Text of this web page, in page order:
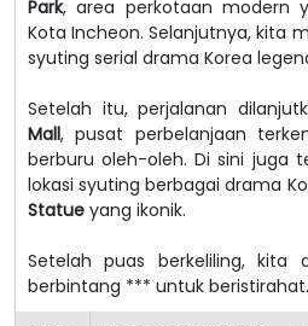
Park, area perkotaan modern
Kota Incheon. Selanjutnya, kita
syuting serial drama Korea
Setelah itu, perjalanan
Mall, pusat perbelanjaan
berburu oleh-oleh. Di sini juga
lokasi syuting berbagai drama
Statue yang ikonik.
Setelah puas berkeliling,
berbintang *** untuk beristirahat.